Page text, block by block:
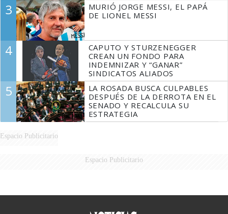
3
MURIÓ JORGE MESSI, EL PAPÁ
DE LIONEL MESSI
4
CAPUTO Y STURZENEGGER
CREAN UN FONDO PARA
INDEMNIZAR Y “GANAR”
SINDICATOS ALIADOS
5
LA ROSADA BUSCA CULPABLES
DESPUÉS DE LA DERROTA EN EL
SENADO Y RECALCULA SU
ESTRATEGIA
Espacio Publicitario
Espacio Publicitario